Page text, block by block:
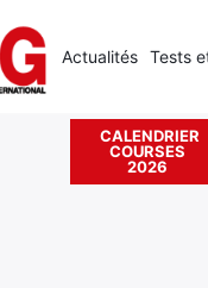
Actualités Tests
CALENDRIER
COURSES
2026
Rechercher